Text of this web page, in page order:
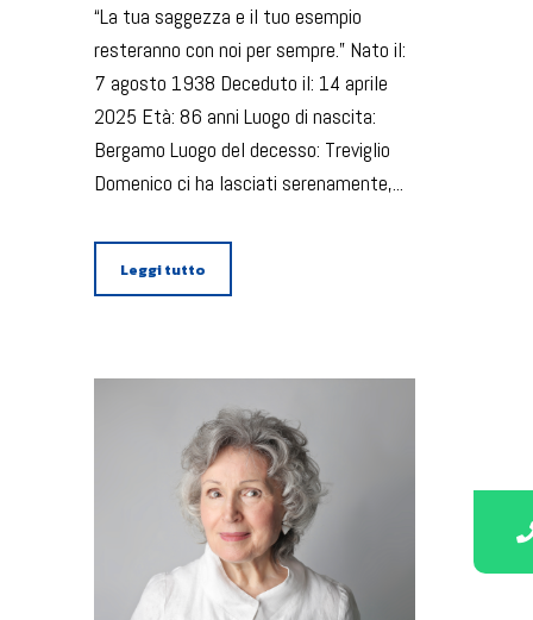
“La tua saggezza e il tuo esempio
resteranno con noi per sempre.” Nato il:
7 agosto 1938 Deceduto il: 14 aprile
2025 Età: 86 anni Luogo di nascita:
Bergamo Luogo del decesso: Treviglio
Domenico ci ha lasciati serenamente,...
Leggi tutto